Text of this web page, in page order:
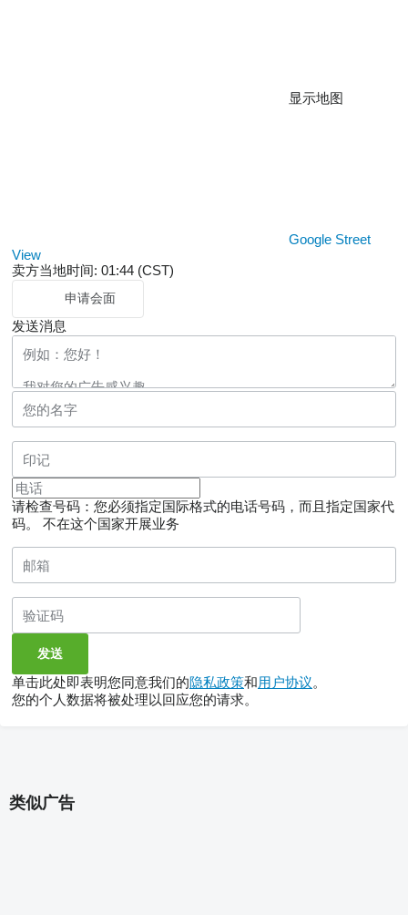
显示地图
Google Street
View
卖方当地时间: 01:44 (CST)
申请会面
发送消息
请检查号码：您必须指定国际格式的电话号码，而且指定国家代
码。
不在这个国家开展业务
单击此处即表明您同意我们的隐私政策和用户协议。
您的个人数据将被处理以回应您的请求。
类似广告